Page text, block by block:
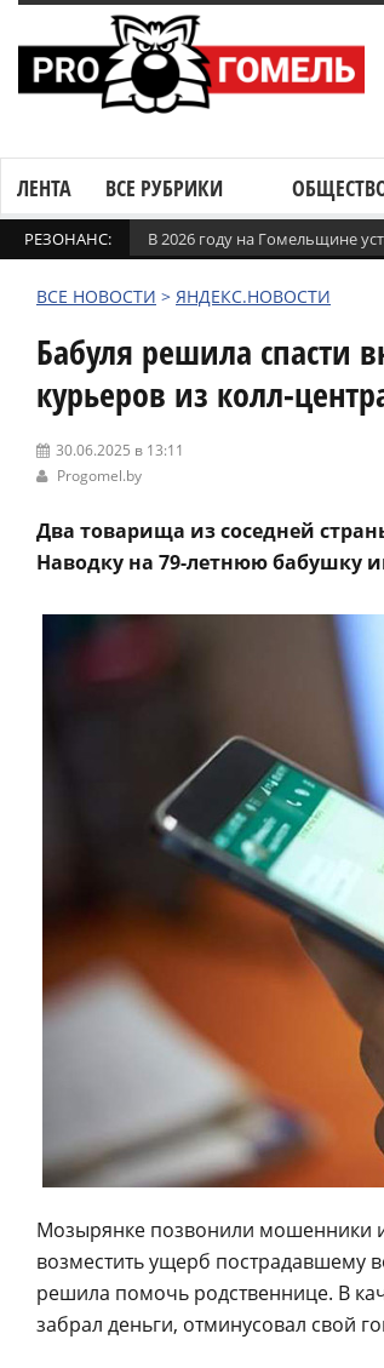
ЛЕНТА ВСЕ РУБРИКИ
РЕЗОНАНС: В 2026 году на Гомельщине
ВСЕ НОВОСТИ > ЯНДЕКС.НОВОСТИ
Бабуля решила спасти
курьеров из колл-
30.06.2025 в 13:11
Progomel.by
Два товарища из соседней
Наводку на 79-летнюю бабушку
Мозырянке позвонили мошенники
возместить ущерб пострадавшему
решила помочь родственнице. В
забрал деньги, отминусовал свой